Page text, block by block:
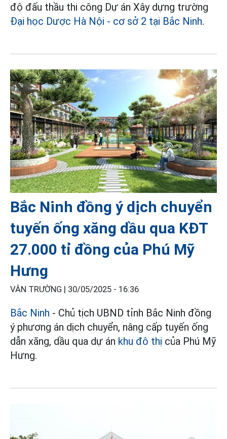
độ đấu thầu thi công Dự án Xây dựng trường
Đại học Dược Hà Nội - cơ sở 2 tại Bắc Ninh.
Bắc Ninh đồng ý dịch chuyển
tuyến ống xăng dầu qua KĐT
27.000 tỉ đồng của Phú Mỹ
Hưng
VÂN TRƯỜNG | 30/05/2025 - 16:36
Bắc Ninh - Chủ tịch UBND tỉnh Bắc Ninh đồng
ý phương án dịch chuyển, nâng cấp tuyến ống
dẫn xăng, dầu qua dự án khu đô thị của Phú Mỹ
Hưng.